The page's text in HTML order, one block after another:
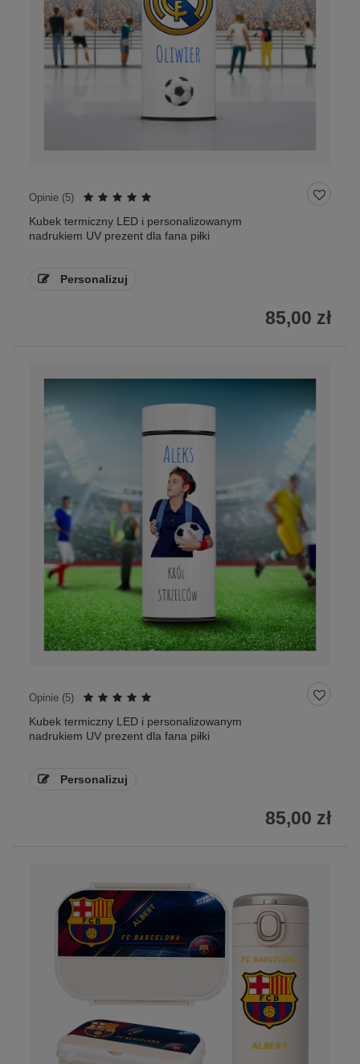
Opinie (5)
Kubek termiczny LED i personalizowanym
nadrukiem UV prezent dla fana piłki
Personalizuj
85,00 zł
Opinie (5)
Kubek termiczny LED i personalizowanym
nadrukiem UV prezent dla fana piłki
Personalizuj
85,00 zł